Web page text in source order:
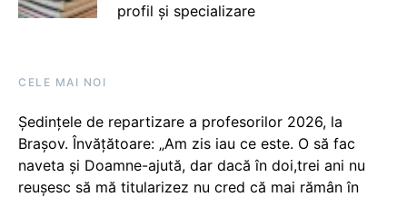
profil și specializare
CELE MAI NOI
Ședințele de repartizare a profesorilor 2026, la
Brașov. Învățătoare: „Am zis iau ce este. O să fac
naveta și Doamne-ajută, dar dacă în doi,trei ani nu
reușesc să mă titularizez nu cred că mai rămân în